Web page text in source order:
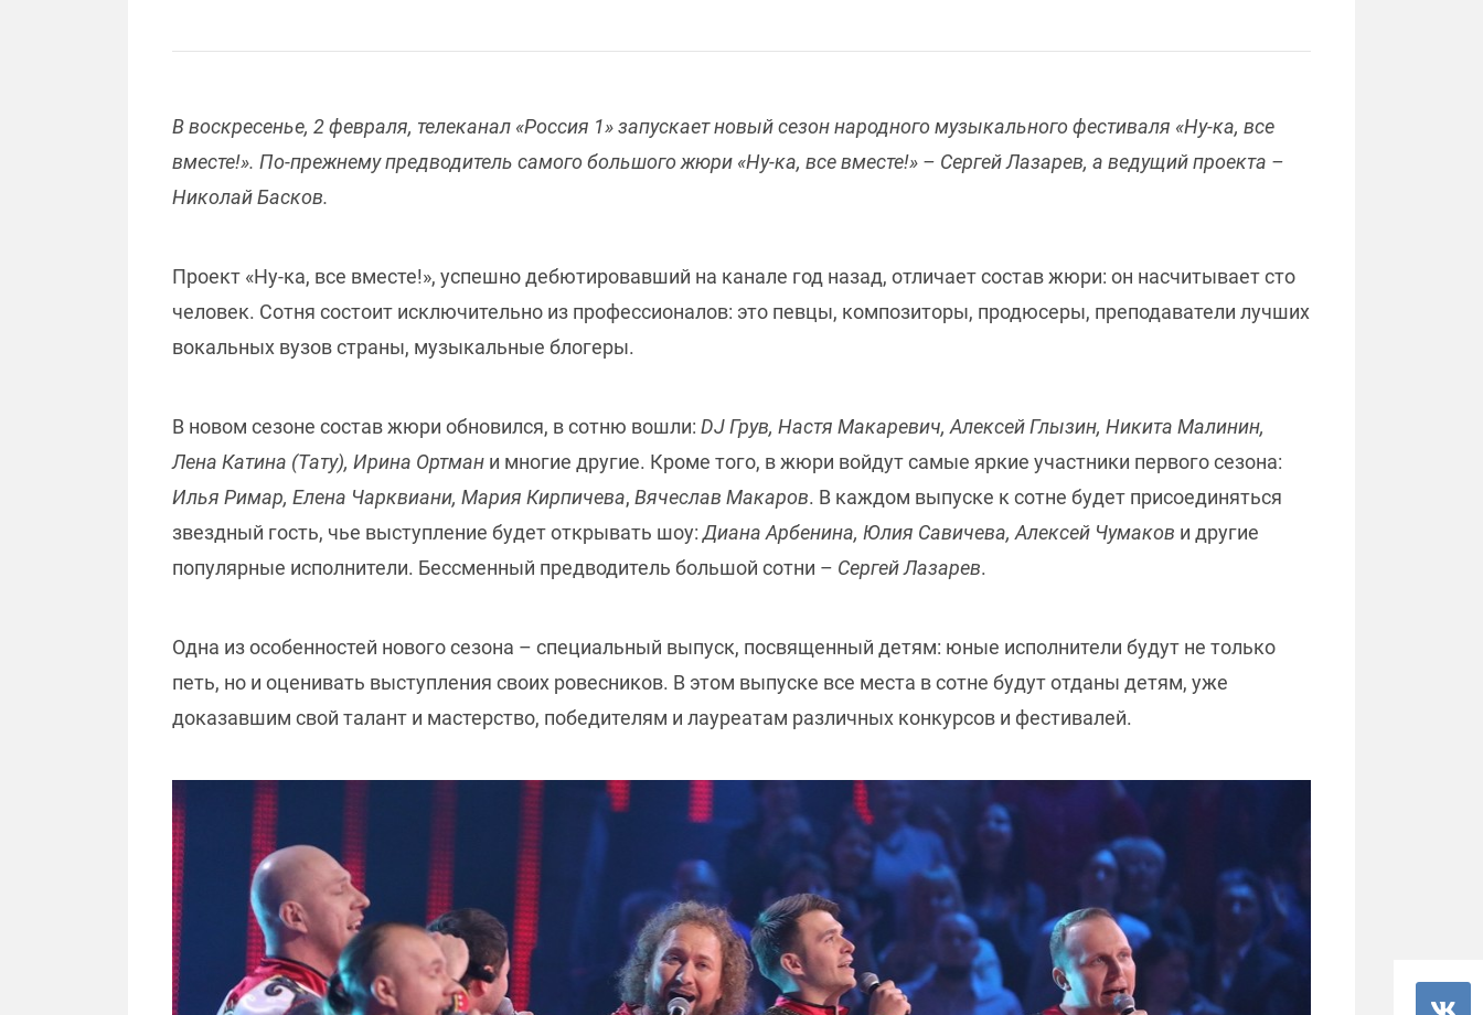
В воскресенье, 2 февраля, телеканал «Россия 1» запускает новый сезон народного музыкального фестиваля «Ну-ка, все
вместе!». По-прежнему предводитель самого большого жюри «Ну-ка, все вместе!» – Сергей Лазарев, а ведущий проекта –
Николай Басков.
Проект «Ну-ка, все вместе!», успешно дебютировавший на канале год назад, отличает состав жюри: он насчитывает сто
человек. Сотня состоит исключительно из профессионалов: это певцы, композиторы, продюсеры, преподаватели лучших
вокальных вузов страны, музыкальные блогеры.
В новом сезоне состав жюри обновился, в сотню вошли: DJ Грув, Настя Макаревич, Алексей Глызин, Никита Малинин,
Лена Катина (Тату), Ирина Ортман и многие другие. Кроме того, в жюри войдут самые яркие участники первого сезона:
Илья Римар, Елена Чарквиани, Мария Кирпичева, Вячеслав Макаров. В каждом выпуске к сотне будет присоединяться
звездный гость, чье выступление будет открывать шоу: Диана Арбенина, Юлия Савичева, Алексей Чумаков и другие
популярные исполнители. Бессменный предводитель большой сотни – Сергей Лазарев.
Одна из особенностей нового сезона – специальный выпуск, посвященный детям: юные исполнители будут не только
петь, но и оценивать выступления своих ровесников. В этом выпуске все места в сотне будут отданы детям, уже
доказавшим свой талант и мастерство, победителям и лауреатам различных конкурсов и фестивалей.